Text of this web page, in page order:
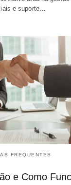
e suporte…
FREQUENTES
e Como